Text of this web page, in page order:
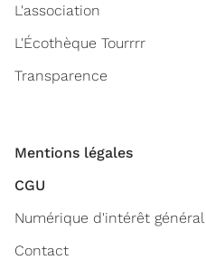
L'association
L'Écothèque Tourrrr
Transparence
Mentions légales
CGU
Numérique d'intérêt général
Contact